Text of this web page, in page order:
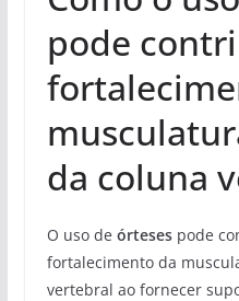
pode
da coluna
O uso de órtesespode
fortalecimento da
vertebral ao fornecer